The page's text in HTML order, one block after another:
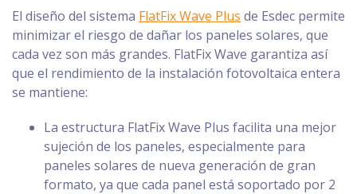
El diseño del sistema FlatFix Wave Plus de Esdec permite
minimizar el riesgo de dañar los paneles solares, que
cada vez son más grandes. FlatFix Wave garantiza así
que el rendimiento de la instalación fotovoltaica entera
se mantiene:
La estructura FlatFix Wave Plus facilita una mejor
sujeción de los paneles, especialmente para
paneles solares de nueva generación de gran
formato, ya que cada panel está soportado por 2